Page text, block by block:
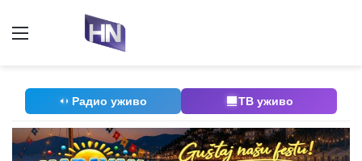
Радио уживо ТВ уживо